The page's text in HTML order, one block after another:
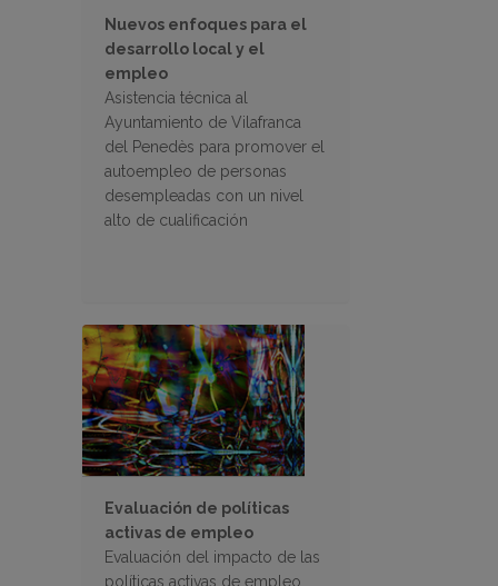
Nuevos enfoques para el
desarrollo local y el
empleo
Asistencia técnica al
Ayuntamiento de Vilafranca
del Penedès para promover el
autoempleo de personas
desempleadas con un nivel
alto de cualificación
Evaluación de políticas
activas de empleo
Evaluación del impacto de las
políticas activas de empleo